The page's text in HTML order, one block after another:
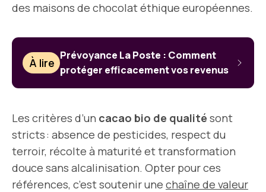
des maisons de chocolat éthique européennes.
À lire
Prévoyance La Poste : Comment
protéger efficacement vos revenus
Les critères d’un cacao bio de qualité sont
stricts : absence de pesticides, respect du
terroir, récolte à maturité et transformation
douce sans alcalinisation. Opter pour ces
références, c’est soutenir une chaîne de valeur